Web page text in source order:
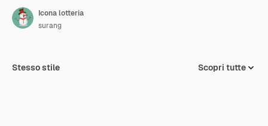
Icona lotteria
surang
Stesso stile Scopri tutte